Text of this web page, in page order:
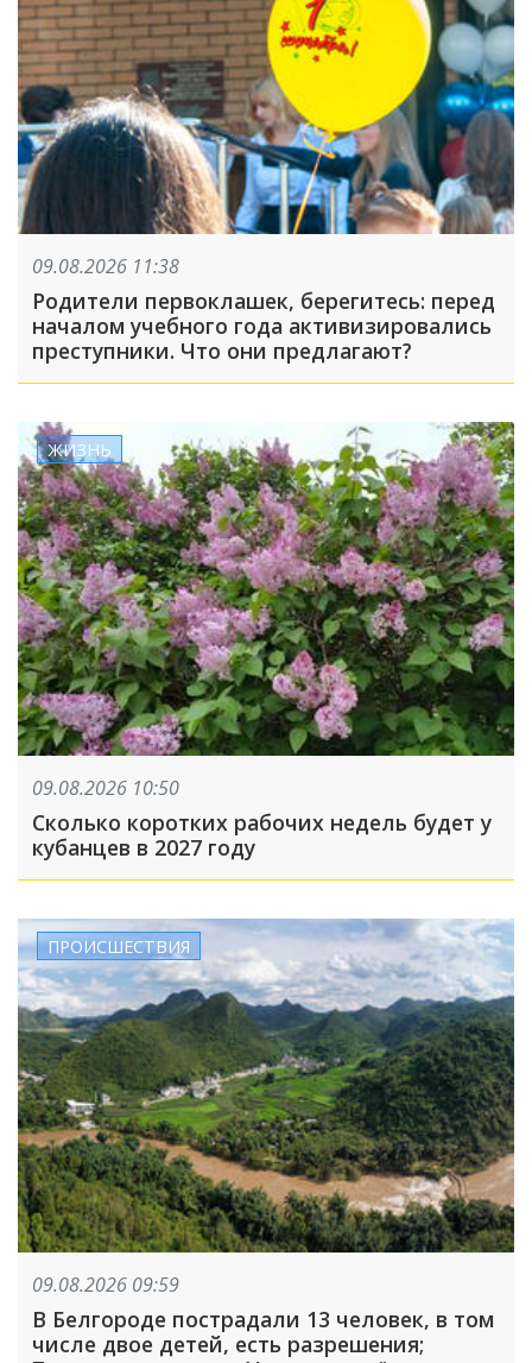
09.08.2026 11:38
Родители первоклашек, берегитесь: перед
началом учебного года активизировались
преступники. Что они предлагают?
ЖИЗНЬ
09.08.2026 10:50
Сколько коротких рабочих недель будет у
кубанцев в 2027 году
ПРОИСШЕСТВИЯ
09.08.2026 09:59
В Белгороде пострадали 13 человек, в том
числе двое детей, есть разрешения;